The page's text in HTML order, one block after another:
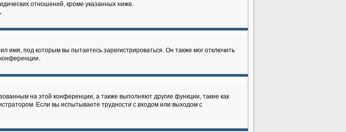
отношений, кроме указанных ниже.
имя, под которым вы пытаетесь зарегистрироваться. Он также мог отключить
на этой конференции, а также выполняют другие функции, такие как
Если вы испытываете трудности с входом или выходом с